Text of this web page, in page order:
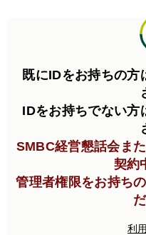
既にIDをお持ちの
IDをお持ちでない方
SMBC経営懇話会ま
契約
管理者権限をお持ち
利